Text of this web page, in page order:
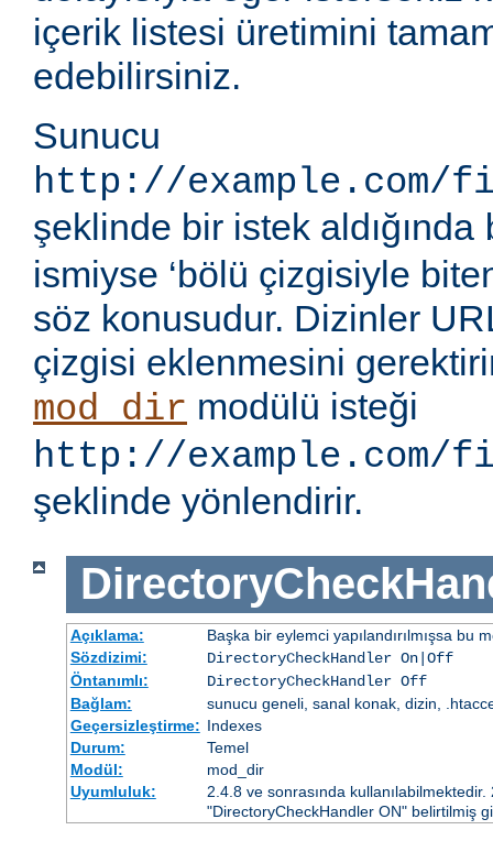
içerik listesi üretimini
edebilirsiniz.
Sunucu
http://
şeklinde bir istek aldığında
ismiyse ‘bölü çizgisiyle
söz konusudur. Dizinler
çizgisi eklenmesini
mod_dir modülü isteği
http://
şeklinde yönlendirir.
Açıklama:
Başka bir eylemci yapılandırılmışsa bu
Sözdizimi:
DirectoryCheckHandler On|Off
Öntanımlı:
DirectoryCheckHandler Off
Bağlam:
sunucu geneli, sanal konak, dizin,
Geçersizleştirme: Indexes
Durum:
Temel
Modül:
mod_dir
Uyumluluk:
2.4.8 ve sonrasında
"DirectoryCheckHandler ON" belirtilmiş